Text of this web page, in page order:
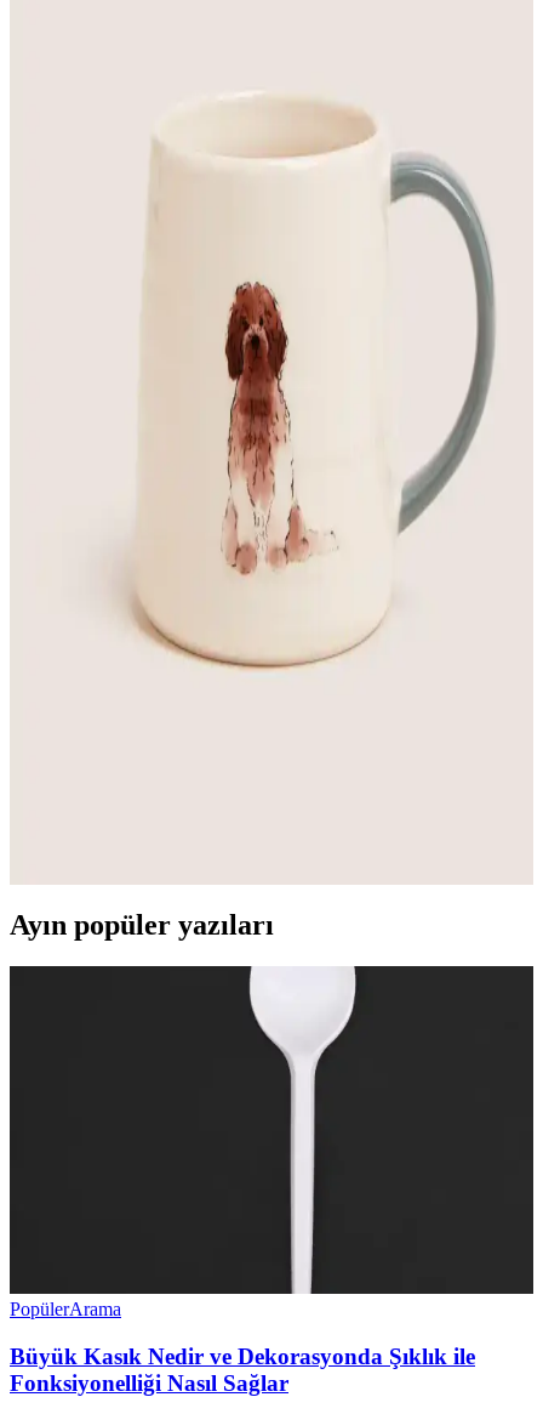
Florada'nın yeni dekoratif köpek küllükleri, şık tasarımı ve dayanıklı
beton materyaliyle mekanlara modern bir dokunuş sağlar, yerel
üretim ve uzun ömürlü kullanım avantajı sunar.
İş Güvenliği Uyarı Levhaları Karşılaştırması:
İki farklı uyarı levhasını karşılaştırıyoruz: kamera izleme ve köpek
uyarısı, dayanıklılık, baskı teknolojileri ve kullanıcı yorumlarıyla
S LINE Ultrasonik Köpek Kovucu ve Eğitici Cihazı:
Güvenli ve Etkili Köpek Davranış Yönetimi
S LINE ultrasonik köpek kovucu ve eğitici, 10 metreye kadar etkili,
güvenli ve uzun ömürlü bir cihazdır. Köpekleri rahatsız etmeden
davranışlarını değiştirmeye yardımcı olur.
Türk Reklam Dikkat Köpek Var Uyarı Levhası
Güvenlik ve Farkındalık İçin Dayanıklı ve Çeşitli
Türk Reklam köpek var uyarı levhası, dayanıklı malzemeleri ve
çeşitli boyut seçenekleriyle güvenliği güçlendiren etkili bir uyarı
çözümüdür. Dış ortam koşullarına uygun, yüksek kaliteli baskı ve
Ayın popüler yazıları
PopülerArama
Büyük Kasık Nedir ve Dekorasyonda Şıklık ile
Fonksiyonelliği Nasıl Sağlar